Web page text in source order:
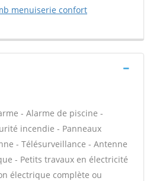
menuiserie confort
- Alarme de piscine -
incendie - Panneaux
- Télésurveillance - Antenne
- Petits travaux en électricité
électrique complète ou